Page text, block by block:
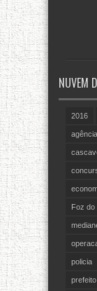
NUVEM
2016
Foz do
policia
prefeito